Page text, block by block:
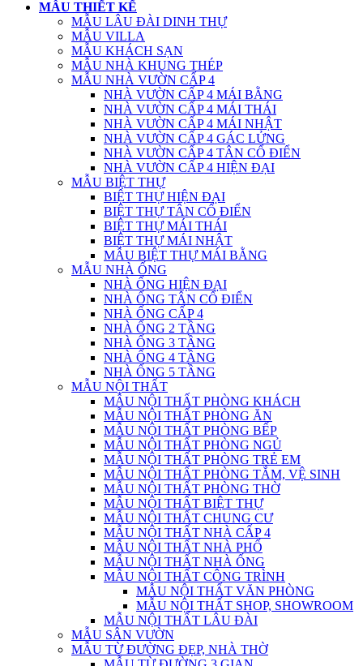
MẪU THIẾT KẾ
MẪU LÂU ĐÀI DINH THỰ
MẪU VILLA
MẪU KHÁCH SẠN
MẪU NHÀ KHUNG THÉP
MẪU NHÀ VƯỜN CẤP 4
NHÀ VƯỜN CẤP 4 MÁI BẰNG
NHÀ VƯỜN CẤP 4 MÁI THÁI
NHÀ VƯỜN CẤP 4 MÁI NHẬT
NHÀ VƯỜN CẤP 4 GÁC LỬNG
NHÀ VƯỜN CẤP 4 TÂN CỔ ĐIỂN
NHÀ VƯỜN CẤP 4 HIỆN ĐẠI
MẪU BIỆT THỰ
BIỆT THỰ HIỆN ĐẠI
BIỆT THỰ TÂN CỔ ĐIỂN
BIỆT THỰ MÁI THÁI
BIỆT THỰ MÁI NHẬT
MẪU BIỆT THỰ MÁI BẰNG
MẪU NHÀ ỐNG
NHÀ ỐNG HIỆN ĐẠI
NHÀ ỐNG TÂN CỔ ĐIỂN
NHÀ ỐNG CẤP 4
NHÀ ỐNG 2 TẦNG
NHÀ ỐNG 3 TẦNG
NHÀ ỐNG 4 TẦNG
NHÀ ỐNG 5 TẦNG
MẪU NỘI THẤT
MẪU NỘI THẤT PHÒNG KHÁCH
MẪU NỘI THẤT PHÒNG ĂN
MẪU NỘI THẤT PHÒNG BẾP
MẪU NỘI THẤT PHÒNG NGỦ
MẪU NỘI THẤT PHÒNG TRẺ EM
MẪU NỘI THẤT PHÒNG TẮM, VỆ SINH
MẪU NỘI THẤT PHÒNG THỜ
MẪU NỘI THẤT BIỆT THỰ
MẪU NỘI THẤT CHUNG CƯ
MẪU NỘI THẤT NHÀ CẤP 4
MẪU NỘI THẤT NHÀ PHỐ
MẪU NỘI THẤT NHÀ ỐNG
MẪU NỘI THẤT CÔNG TRÌNH
MẪU NỘI THẤT VĂN PHÒNG
MẪU NỘI THẤT SHOP, SHOWROOM
MẪU NỘI THẤT LÂU ĐÀI
MẪU SÂN VƯỜN
MẪU TỪ ĐƯỜNG ĐẸP, NHÀ THỜ